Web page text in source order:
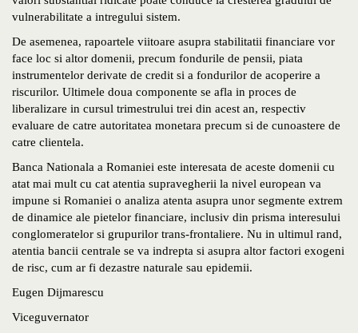
vulnerabilitate a intregului sistem.
De asemenea, rapoartele viitoare asupra stabilitatii financiare vor
face loc si altor domenii, precum fondurile de pensii, piata
instrumentelor derivate de credit si a fondurilor de acoperire a
riscurilor. Ultimele doua componente se afla in proces de
liberalizare in cursul trimestrului trei din acest an, respectiv
evaluare de catre autoritatea monetara precum si de cunoastere de
catre clientela.
Banca Nationala a Romaniei este interesata de aceste domenii cu
atat mai mult cu cat atentia supravegherii la nivel european va
impune si Romaniei o analiza atenta asupra unor segmente extrem
de dinamice ale pietelor financiare, inclusiv din prisma interesului
conglomeratelor si grupurilor trans-frontaliere. Nu in ultimul rand,
atentia bancii centrale se va indrepta si asupra altor factori exogeni
de risc, cum ar fi dezastre naturale sau epidemii.
Eugen Dijmarescu
Viceguvernator